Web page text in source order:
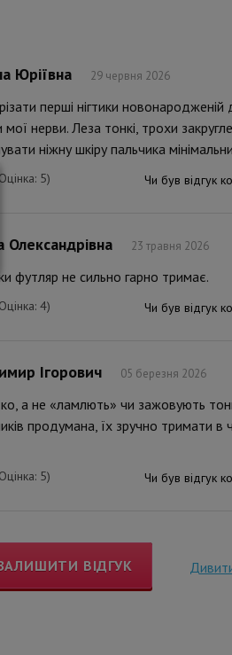
Юріївна 29 червня 2026
перші нігтики новонародженій
нерви. Леза тонкі, трохи
ніжну шкіру пальчика
(Оцінка: 5) Чи був відгук
Олександрівна 23 травня 2026
футляр не сильно гарно тримає.
4) Чи був відгук
Ігорович 05 березня 2026
а не «ламлють» чи зажовують
продумана, їх зручно тримати в
5) Чи був відгук
ВІДГУК